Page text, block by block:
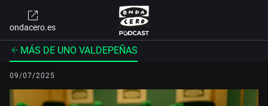
ondacero.es
MÁS DE UNO VALDEPEÑAS
09/07/2025